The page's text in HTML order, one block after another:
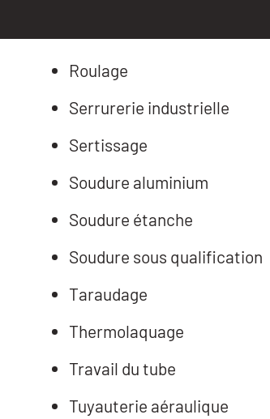
Roulage
Serrurerie industrielle
Sertissage
Soudure aluminium
Soudure étanche
Soudure sous qualification
Taraudage
Thermolaquage
Travail du tube
Tuyauterie aéraulique